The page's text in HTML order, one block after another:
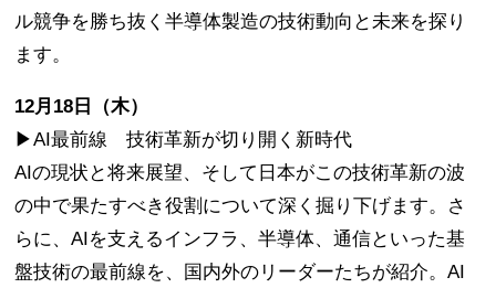
ル競争を勝ち抜く半導体製造の技術動向と未来を探り
ます。
12月18日（木）
▶AI最前線 技術革新が切り開く新時代
AIの現状と将来展望、そして日本がこの技術革新の波
の中で果たすべき役割について深く掘り下げます。さ
らに、AIを支えるインフラ、半導体、通信といった基
盤技術の最前線を、国内外のリーダーたちが紹介。AI